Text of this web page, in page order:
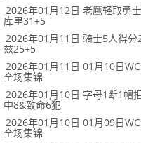
2026年01月12日 老鹰轻取勇
库里31+5
2026年01月11日 骑士5人得
兹25+5
2026年01月11日 01月10日
全场集锦
2026年01月10日 字母1断1帽
中8&致命6犯
2026年01月10日 01月09日
全场集锦